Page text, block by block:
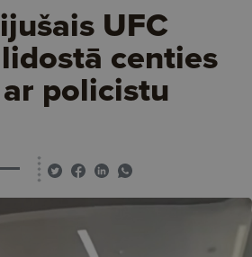
UFC
centies
policistu